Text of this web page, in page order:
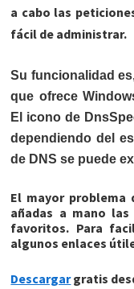
a cabo las
fácil de administrar.
Su funcionalidad
que ofrece
El icono de
dependiendo del
de DNS se puede
El mayor problema
añadas a mano las
favoritos. Para
algunos enlaces
Descargargratis